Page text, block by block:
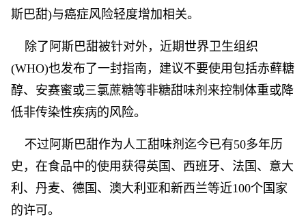
斯巴甜)与癌症风险轻度增加相关。
除了阿斯巴甜被针对外，近期世界卫生组织
(WHO)也发布了一封指南，建议不要使用包括赤藓糖
醇、安赛蜜或三氯蔗糖等非糖甜味剂来控制体重或降
低非传染性疾病的风险。
不过阿斯巴甜作为人工甜味剂迄今已有50多年历
史，在食品中的使用获得英国、西班牙、法国、意大
利、丹麦、德国、澳大利亚和新西兰等近100个国家
的许可。